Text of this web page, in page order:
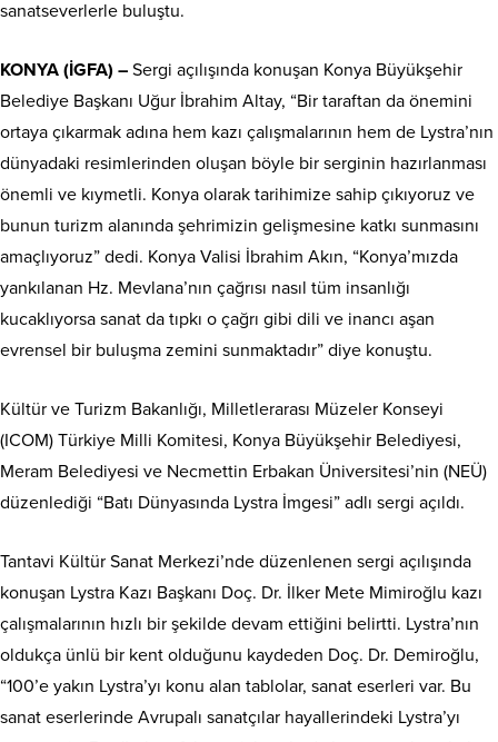
sanatseverlerle buluştu.
KONYA (İGFA) – Sergi açılışında konuşan Konya Büyükşehir
Belediye Başkanı Uğur İbrahim Altay, “Bir taraftan da önemini
ortaya çıkarmak adına hem kazı çalışmalarının hem de Lystra’nın
dünyadaki resimlerinden oluşan böyle bir serginin hazırlanması
önemli ve kıymetli. Konya olarak tarihimize sahip çıkıyoruz ve
bunun turizm alanında şehrimizin gelişmesine katkı sunmasını
amaçlıyoruz” dedi. Konya Valisi İbrahim Akın, “Konya’mızda
yankılanan Hz. Mevlana’nın çağrısı nasıl tüm insanlığı
kucaklıyorsa sanat da tıpkı o çağrı gibi dili ve inancı aşan
evrensel bir buluşma zemini sunmaktadır” diye konuştu.
Kültür ve Turizm Bakanlığı, Milletlerarası Müzeler Konseyi
(ICOM) Türkiye Milli Komitesi, Konya Büyükşehir Belediyesi,
Meram Belediyesi ve Necmettin Erbakan Üniversitesi’nin (NEÜ)
düzenlediği “Batı Dünyasında Lystra İmgesi” adlı sergi açıldı.
Tantavi Kültür Sanat Merkezi’nde düzenlenen sergi açılışında
konuşan Lystra Kazı Başkanı Doç. Dr. İlker Mete Mimiroğlu kazı
çalışmalarının hızlı bir şekilde devam ettiğini belirtti. Lystra’nın
oldukça ünlü bir kent olduğunu kaydeden Doç. Dr. Demiroğlu,
“100’e yakın Lystra’yı konu alan tablolar, sanat eserleri var. Bu
sanat eserlerinde Avrupalı sanatçılar hayallerindeki Lystra’yı